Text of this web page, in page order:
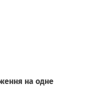
на одне